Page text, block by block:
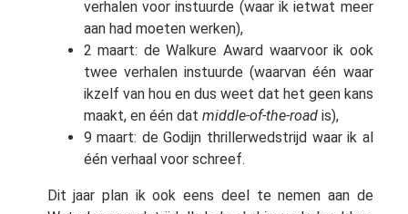
verhalen voor instuurde (waar ik ietwat meer
aan had moeten werken),
2 maart: de Walkure Award waarvoor ik ook
twee verhalen instuurde (waarvan één waar
ikzelf van hou en dus weet dat het geen kans
maakt, en één dat middle-of-the-roadis),
9 maart: de Godijn thrillerwedstrijd waar ik al
één verhaal voor schreef.
Dit jaar plan ik ook eens deel te nemen aan de